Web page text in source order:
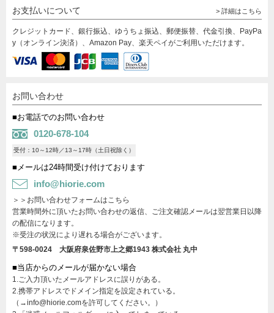
お支払いについて > 詳細はこちら
クレジットカード、銀行振込、ゆうちょ振込、郵便振替、代金引換、PayPa
y（オンライン決済）、Amazon Pay、楽天ペイがご利用いただけます。
お問い合わせ
■お電話でのお問い合わせ
0120-678-104
受付：10～12時／13～17時（土日祝除く）
■メールは24時間受け付けております
info@hiorie.com
＞＞お問い合わせフォームはこちら
営業時間外に頂いたお問い合わせの返信、ご注文確認メールは翌営業日以降
の配信になります。
※受注の状況により遅れる場合がございます。
〒598-0024 大阪府泉佐野市上之郷1943 株式会社 丸中
■当店からのメールが届かない場合
1.ご入力頂いたメールアドレスに誤りがある。
2.携帯アドレスでドメイン指定を設定されている。
（→info@hiorie.comを許可してください。）